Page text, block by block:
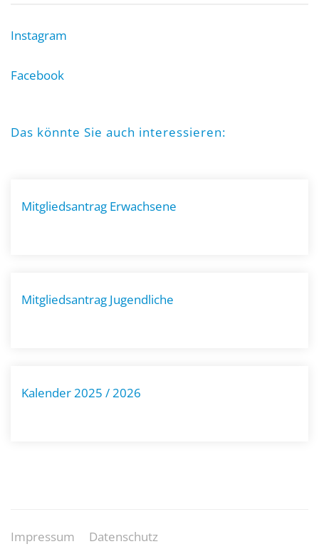
Instagram
Facebook
Das könnte Sie auch interessieren:
Mitgliedsantrag Erwachsene
Mitgliedsantrag Jugendliche
Kalender 2025 / 2026
Impressum Datenschutz